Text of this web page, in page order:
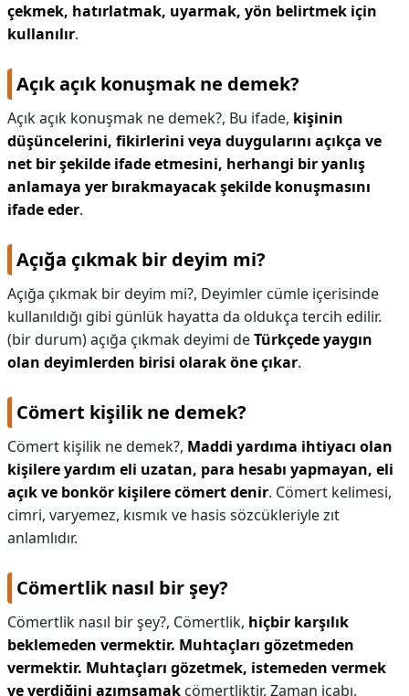
çekmek, hatırlatmak, uyarmak, yön belirtmek için
kullanılır.
Açık açık konuşmak ne demek?
Açık açık konuşmak ne demek?, Bu ifade, kişinin
düşüncelerini, fikirlerini veya duygularını açıkça ve
net bir şekilde ifade etmesini, herhangi bir yanlış
anlamaya yer bırakmayacak şekilde konuşmasını
ifade eder.
Açığa çıkmak bir deyim mi?
Açığa çıkmak bir deyim mi?, Deyimler cümle içerisinde
kullanıldığı gibi günlük hayatta da oldukça tercih edilir.
(bir durum) açığa çıkmak deyimi deTürkçede yaygın
olan deyimlerden birisi olarak öne çıkar.
Cömert kişilik ne demek?
Cömert kişilik ne demek?, Maddi yardıma ihtiyacı olan
kişilere yardım eli uzatan, para hesabı yapmayan, eli
açık ve bonkör kişilere cömert denir. Cömert kelimesi,
cimri, varyemez, kısmık ve hasis sözcükleriyle zıt
anlamlıdır.
Cömertlik nasıl bir şey?
Cömertlik nasıl bir şey?, Cömertlik, hiçbir karşılık
beklemeden vermektir. Muhtaçları gözetmeden
vermektir. Muhtaçları gözetmek, istemeden vermek
ve verdiğini azımsamak cömertliktir. Zaman icabı,